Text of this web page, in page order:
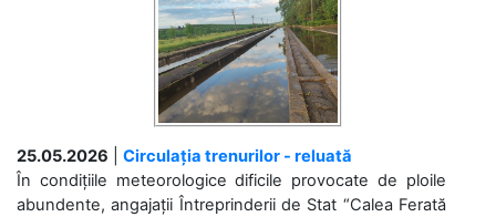
25.05.2026
Circulația trenurilor - reluată
În condițiile meteorologice dificile provocate de ploile
abundente, angajații Întreprinderii de Stat “Calea Ferată